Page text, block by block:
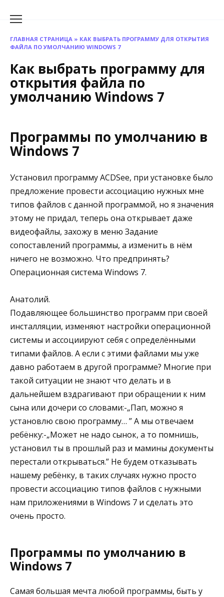
ГЛАВНАЯ СТРАНИЦА » КАК ВЫБРАТЬ ПРОГРАММУ ДЛЯ ОТКРЫТИЯ
ФАЙЛА ПО УМОЛЧАНИЮ WINDOWS 7
Как выбрать программу для
открытия файла по
умолчанию Windows 7
Программы по умолчанию в
Windows 7
Установил программу ACDSee, при установке было
предложение провести ассоциацию нужных мне
типов файлов с данной программой, но я значения
этому не придал, теперь она открывает даже
видеофайлы, захожу в меню Задание
сопоставлений программы, а изменить в нём
ничего не возможно. Что предпринять?
Операционная система Windows 7.
Анатолий.
Подавляющее большинство программ при своей
инсталляции, изменяют настройки операционной
системы и ассоциируют себя с определёнными
типами файлов. А если с этими файлами мы уже
давно работаем в другой программе? Многие при
такой ситуации не знают что делать и в
дальнейшем вздрагивают при обращении к ним
сына или дочери со словами:-„Пап, можно я
установлю свою программу… ” А мы отвечаем
ребёнку:-„Может не надо сынок, а то помнишь,
установил ты в прошлый раз и мамины документы
перестали открываться.” Не будем отказывать
нашему ребёнку, в таких случаях нужно просто
провести ассоциацию типов файлов с нужными
нам приложениями в Windows 7 и сделать это
очень просто.
Программы по умолчанию в
Windows 7
Самая большая мечта любой программы, быть у